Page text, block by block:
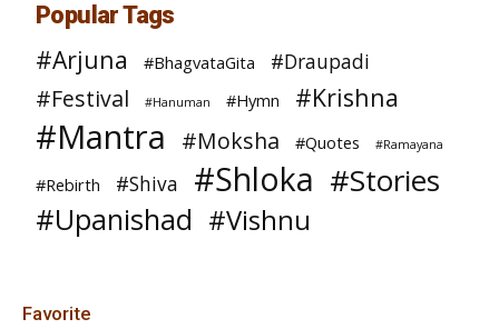
Popular Tags
#Arjuna #BhagvataGita #Draupadi
#Festival #Hanuman #Hymn #Krishna
#Mantra #Moksha #Quotes #Ramayana
#Rebirth #Shiva #Shloka #Stories
#Upanishad #Vishnu
Favorite